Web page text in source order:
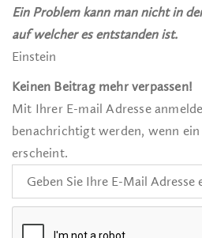
Ein Problem kann man nicht in
auf welcher es entstanden ist.
Einstein
Keinen Beitrag mehr verpassen!
Mit Ihrer E-mail Adresse
benachrichtigt werden, wenn
erscheint.